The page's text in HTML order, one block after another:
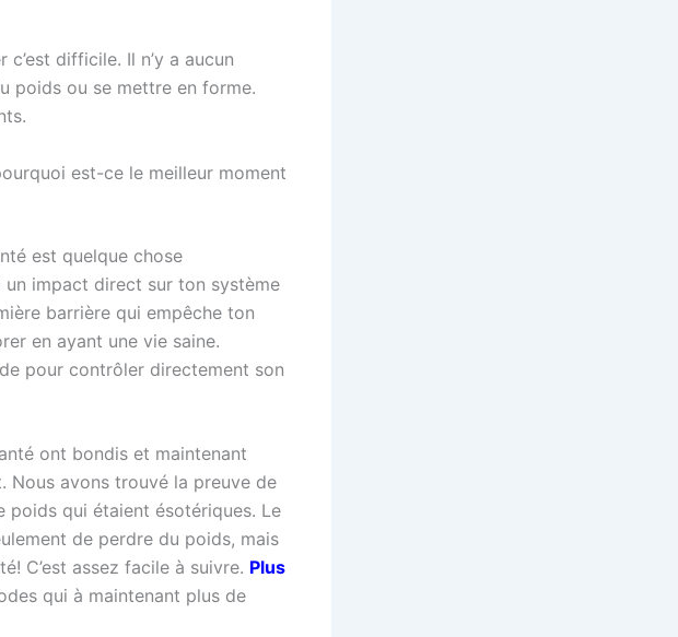
difficile. Il n’y a aucun
poids ou se mettre en forme.
est-ce le meilleur moment
est quelque chose
un impact direct sur ton système
barrière qui empêche ton
en ayant une vie saine.
pour contrôler directement son
ont bondis et maintenant
Nous avons trouvé la preuve de
poids qui étaient ésotériques. Le
de perdre du poids, mais
C’est assez facile à suivre. Plus
qui à maintenant plus de